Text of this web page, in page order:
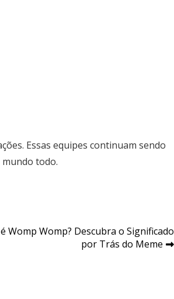
Essas equipes continuam sendo
todo.
Womp Womp? Descubra o Significado
por Trás do Meme